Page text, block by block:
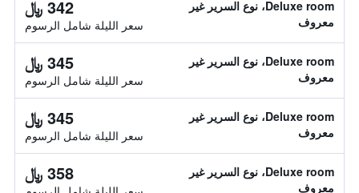
Deluxe room، نوع السرير غير
معروف
342 ﷼
سعر الليلة شامل الرسوم
Deluxe room، نوع السرير غير
معروف
345 ﷼
سعر الليلة شامل الرسوم
Deluxe room، نوع السرير غير
معروف
345 ﷼
سعر الليلة شامل الرسوم
Deluxe room، نوع السرير غير
معروف
358 ﷼